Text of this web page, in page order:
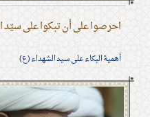
احرصوا على أن تبكوا على
أهمية البكاء على سيد الشهداء (ع)